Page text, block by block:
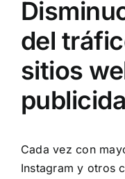
del
sitios
Cada vez con
Instagram y otros